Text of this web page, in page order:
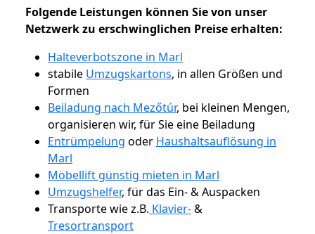
Folgende Leistungen können Sie von unser
Netzwerk zu erschwinglichen Preise erhalten:
Halteverbotszone in Marl
stabile Umzugskartons, in allen Größen und
Formen
Beiladung nach Mezőtúr, bei kleinen Mengen,
organisieren wir, für Sie eine Beiladung
Entrümpelung oder Haushaltsauflösung in
Marl
Möbellift günstig mieten in Marl
Umzugshelfer, für das Ein- & Auspacken
Transporte wie z.B. Klavier-&
Tresortransport